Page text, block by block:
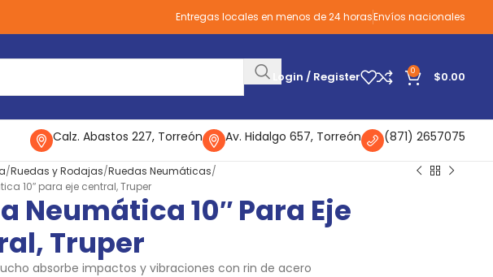
Entregas locales en menos de 24 horasEnvíos nacionales
Login / Register 0 $0.00
Calz. Abastos 227, Torreón Av. Hidalgo 657, Torreón (871) 2657075
Ruedas y Rodajas Ruedas Neumáticas
10″ para eje central, Truper
Neumática 10″ Para Eje
Truper
absorbe impactos y vibraciones con rin de acero